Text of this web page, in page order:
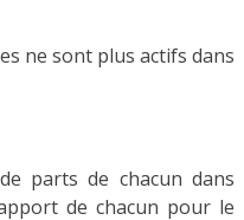
ne sont plus actifs dans
parts de chacun dans
de chacun pour le